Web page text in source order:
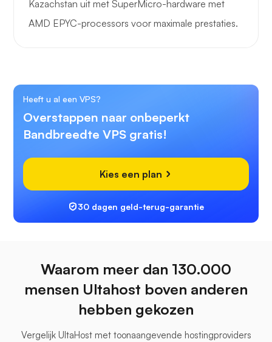
Kazachstan uit met SuperMicro-hardware met
AMD EPYC-processors voor maximale prestaties.
Heeft u al een VPS?
Overstappen naar onbeperkt
Bandbreedte VPS gratis!
Kies een plan
30 dagen geld-terug-garantie
Waarom meer dan 130.000
mensen Ultahost boven anderen
hebben gekozen
Vergelijk UltaHost met toonaangevende hostingproviders